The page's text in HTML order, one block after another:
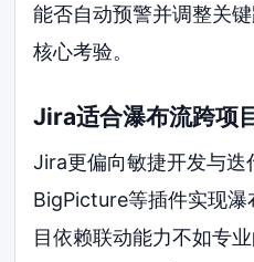
能否自动预警并调整关
核心考验。
Jira适合瀑布流跨项
Jira更偏向敏捷开发与迭
BigPicture等插件实现瀑
目依赖联动能力不如专